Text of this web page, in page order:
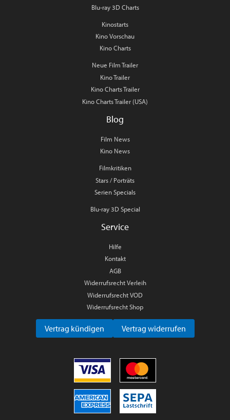
Blu-ray 3D Charts
Kinostarts
Kino Vorschau
Kino Charts
Neue Film Trailer
Kino Trailer
Kino Charts Trailer
Kino Charts Trailer (USA)
Blog
Film News
Kino News
Filmkritiken
Stars / Porträts
Serien Specials
Blu-ray 3D Special
Service
Hilfe
Kontakt
AGB
Widerrufsrecht Verleih
Widerrufsrecht VOD
Widerrufsrecht Shop
Vertrag kündigen Vertrag widerrufen